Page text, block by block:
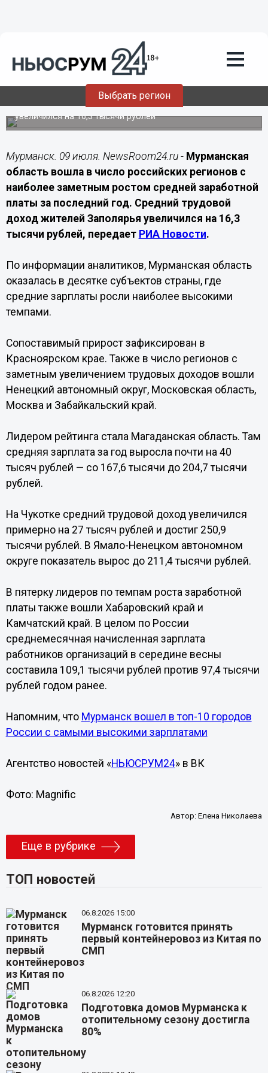
Выбрать регион
Мурманская область вошла в число
регионов с самым быстрым ростом
зарплат
За год средний трудовой доход жителей региона
увеличился на 16,3 тысячи рублей
Мурманск. 09 июля. NewsRoom24.ru - Мурманская
область вошла в число российских регионов с
наиболее заметным ростом средней заработной
платы за последний год. Средний трудовой
доход жителей Заполярья увеличился на 16,3
тысячи рублей, передает РИА Новости.
По информации аналитиков, Мурманская область
оказалась в десятке субъектов страны, где
средние зарплаты росли наиболее высокими
темпами.
Сопоставимый прирост зафиксирован в
Красноярском крае. Также в число регионов с
заметным увеличением трудовых доходов вошли
Ненецкий автономный округ, Московская область,
Москва и Забайкальский край.
Лидером рейтинга стала Магаданская область. Там
средняя зарплата за год выросла почти на 40
тысяч рублей — со 167,6 тысячи до 204,7 тысячи
рублей.
На Чукотке средний трудовой доход увеличился
примерно на 27 тысяч рублей и достиг 250,9
тысячи рублей. В Ямало-Ненецком автономном
округе показатель вырос до 211,4 тысячи рублей.
В пятерку лидеров по темпам роста заработной
платы также вошли Хабаровский край и
Камчатский край. В целом по России
среднемесячная начисленная зарплата
работников организаций в середине весны
составила 109,1 тысячи рублей против 97,4 тысячи
рублей годом ранее.
Напомним, что Мурманск вошел в топ-10 городов
России с самыми высокими зарплатами
Агентство новостей «НЬЮСРУМ24» в ВК
Фото: Magnific
Автор:Елена Николаева
Еще в рубрике
ТОП новостей
06.8.2026 15:00
Мурманск готовится принять
первый контейнеровоз из Китая по
СМП
06.8.2026 12:20
Подготовка домов Мурманска к
отопительному сезону достигла
80%